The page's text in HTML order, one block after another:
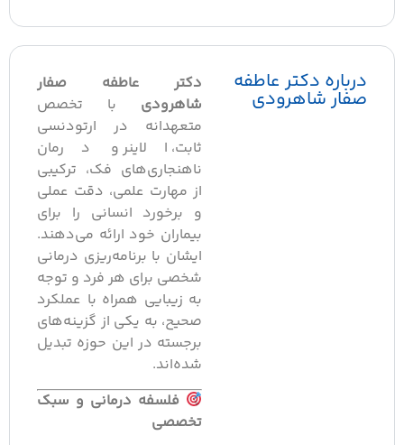
درباره دکتر عاطفه
صفار شاهرودی
دکتر عاطفه صفار
شاهرودیبا تخصص
متعهدانه در ارتودنسی
ثابت، الاینر و درمان
ناهنجاری‌های فک، ترکیبی
از مهارت علمی، دقت عملی
و برخورد انسانی را برای
بیماران خود ارائه می‌دهند.
ایشان با برنامه‌ریزی درمانی
شخصی برای هر فرد و توجه
به زیبایی همراه با عملکرد
صحیح، به یکی از گزینه‌های
برجسته در این حوزه تبدیل
شده‌اند.
فلسفه درمانی و سبک
تخصصی